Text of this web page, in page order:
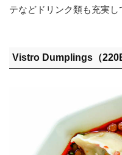
テなどドリンク類も充実し
Vistro Dumplings（